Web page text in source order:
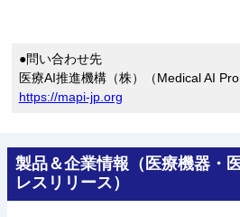
●問い合わせ先
医療AI推進機構（株）（Medical AI
https://mapi-jp.org
製品＆企業情報（医療機器・
レスリリース）